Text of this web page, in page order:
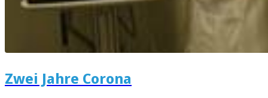
Zwei Jahre Corona